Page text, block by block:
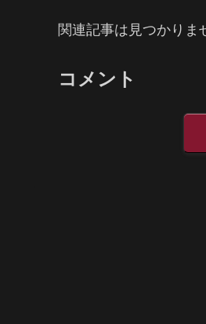
関連記事は見つかりま
コメント